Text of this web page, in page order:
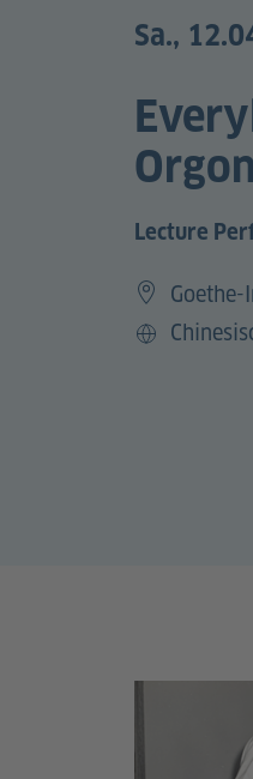
Sa.,
Orgon
Lecture
Sprache